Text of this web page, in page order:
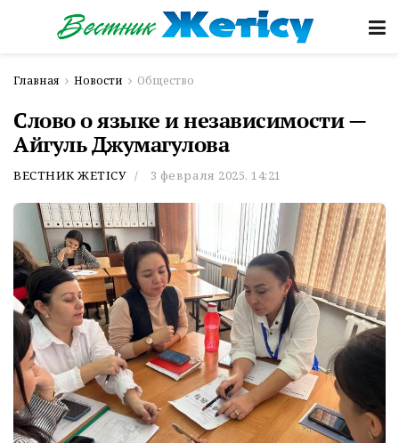
Главная Новости Общество
Слово о языке и независимости —
Айгуль Джумагулова
ВЕСТНИК ЖЕТІСУ 3 февраля 2025, 14:21